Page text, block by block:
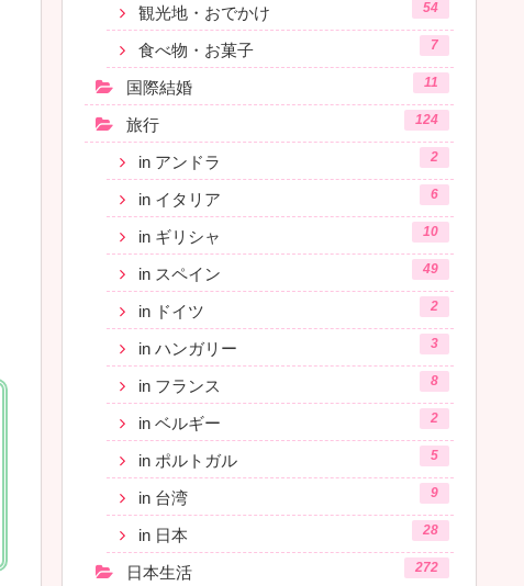
観光地・おでかけ 54
食べ物・お菓子 7
国際結婚 11
旅行 124
in アンドラ 2
in イタリア 6
in ギリシャ 10
in スペイン 49
in ドイツ 2
in ハンガリー 3
in フランス 8
in ベルギー 2
in ポルトガル 5
in 台湾 9
in 日本 28
日本生活 272